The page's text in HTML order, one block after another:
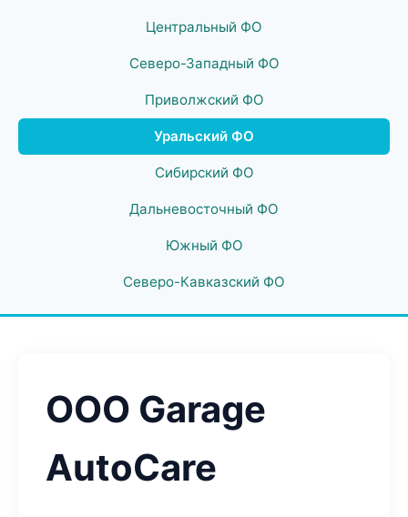
Центральный ФО
Северо-Западный ФО
Приволжский ФО
Уральский ФО
Сибирский ФО
Дальневосточный ФО
Южный ФО
Северо-Кавказский ФО
ООО Garage
AutoCare